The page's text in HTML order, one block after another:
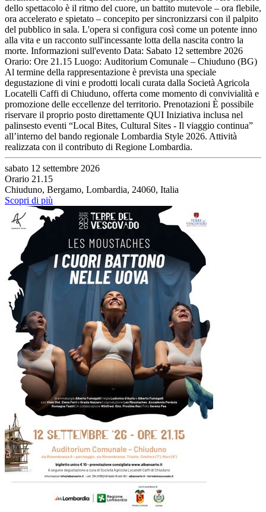
dello spettacolo è il ritmo del cuore, un battito mutevole – ora flebile,
ora accelerato e spietato – concepito per sincronizzarsi con il palpito
del pubblico in sala. L'opera si configura così come un potente inno
alla vita e un racconto sull'incessante lotta della nascita contro la
morte. Informazioni sull'evento Data: Sabato 12 settembre 2026
Orario: Ore 21.15 Luogo: Auditorium Comunale – Chiuduno (BG)
Al termine della rappresentazione è prevista una speciale
degustazione di vini e prodotti locali curata dalla Società Agricola
Locatelli Caffi di Chiuduno, offerta come momento di convivialità e
promozione delle eccellenze del territorio. Prenotazioni È possibile
riservare il proprio posto direttamente QUI Iniziativa inclusa nel
palinsesto eventi “Local Bites, Cultural Sites - Il viaggio continua”
all’interno del bando regionale Lombardia Style 2026. Attività
realizzata con il contributo di Regione Lombardia.
sabato 12 settembre 2026
Orario 21.15
Chiuduno, Bergamo, Lombardia, 24060, Italia
Scopri di più